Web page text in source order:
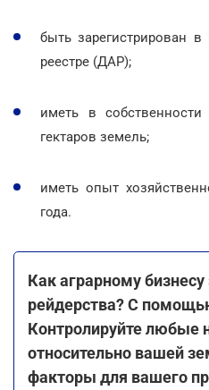
быть зарегистрирован в
реестре (ДАР);
иметь в
гектаров земель;
иметь опыт
года.
Как аграрному
рейдерства? С
Контролируйте любые
относительно вашей
факторы для вашего